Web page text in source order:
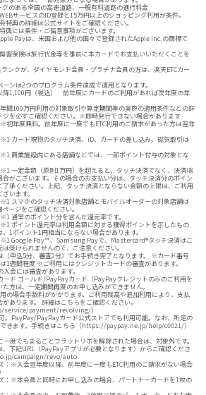
クのある全国の高速道路、一般有料道路の通行料金
サービスのID登録と15万円以上のショッピング利用が条件。
特典の詳細は公式サイトをご確認ください。
には条件・ご留意事項がございます。
Payは、米国および他の国々で登録されたApple Inc.の商標で
害保険は旅行代金等を事前に本カードでお支払いいただくことを
ンクが、ダイヤモンド会員・プラチナ会員の方は、楽天ETCカー
ンは2つのプログラム条件達成で適用となります。
1,100円（税込） 前年度にカードのご利用があれば次年度の年
間100万円利用の対象取引や算定期間等の実際の適用条件などの詳
ジを必ずご確認ください。※即時発行できない場合があります
初年度無料。前年度に一度でもETC利用のご請求があった方は翌年
カード現物のタッチ決済、iD、カードの差し込み、磁気取引は
商業施設内にある店舗などでは、一部ポイント付与の対象とな
一定金額（原則1万円）を超えると、タッチ決済でなく、決済端
がございます。その場合のお支払い分は、タッチ決済分のポイン
承ください。上記、タッチ決済とならない金額の上限は、ご利用
います。
スマホのタッチ決済対象店舗とモバイルオーダーの対象店舗は
ージをご確認ください。
通常のポイント分を含んだ還元率です。
ポイント還元率は利用金額に対する獲得ポイントを示したもの
1ポイント1円相当にならない場合があります。
Google Pay™ 、Samsung Payで、Mastercard®タッチ決済はご
受けられませんので、ご注意ください。
申込5分、審査2分）でお手続き完了となります。 ※カード番号
1週間程度 ※ご利用にはクレジットカードの審査があります。
会には審査があります。
ド ゴールド/PayPayカード（PayPayクレジットのみのご利用を
方は、一定期間再度のお申し込みができません。
の場合手数料がかかります。ご利用残高や追加利用により、支払
あります。 詳細はこちらをご確認ください。
service/payment/revolving/）
。PayPay/PayPayカード公式ストアでも利用可能。なお、所定の
きます。手続きはこちら（https://paypay.ne.jp/help/c0021/）
度でもまるごとフラットリボを解除された場合は、対象外です。
下記URL（PayPayアプリが必要となります）からご確認くださ
campaign/revo/auto
：※入会翌年度以降、前年度に一度もETC利用のご請求がない場合
：※本会員と同時にお申し込みの場合、パートナーカードを1枚の